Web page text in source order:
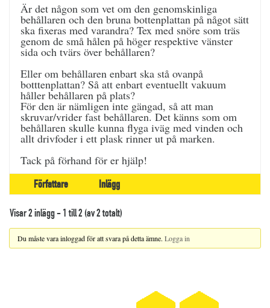
Är det någon som vet om den genomskinliga
behållaren och den bruna bottenplattan på något sätt
ska fixeras med varandra? Tex med snöre som träs
genom de små hålen på höger respektive vänster
sida och tvärs över behållaren?
Eller om behållaren enbart ska stå ovanpå
botttenplattan? Så att enbart eventuellt vakuum
håller behållaren på plats?
För den är nämligen inte gängad, så att man
skruvar/vrider fast behållaren. Det känns som om
behållaren skulle kunna flyga iväg med vinden och
allt drivfoder i ett plask rinner ut på marken.
Tack på förhand för er hjälp!
Författare Inlägg
Visar 2 inlägg - 1 till 2 (av 2 totalt)
Du måste vara inloggad för att svara på detta ämne. Logga in